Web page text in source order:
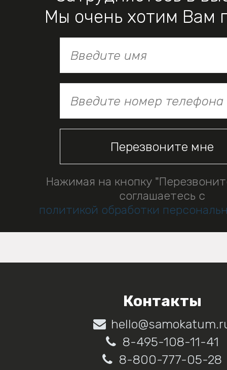
Мы очень хотим Вам
Нажимая на кнопку
соглашаетесь с
политикой обработки
Контакты
8-495-108-11-41
8-800-777-05-28